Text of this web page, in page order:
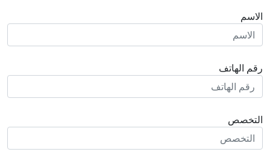
الاسم
رقم الهاتف
التخصص